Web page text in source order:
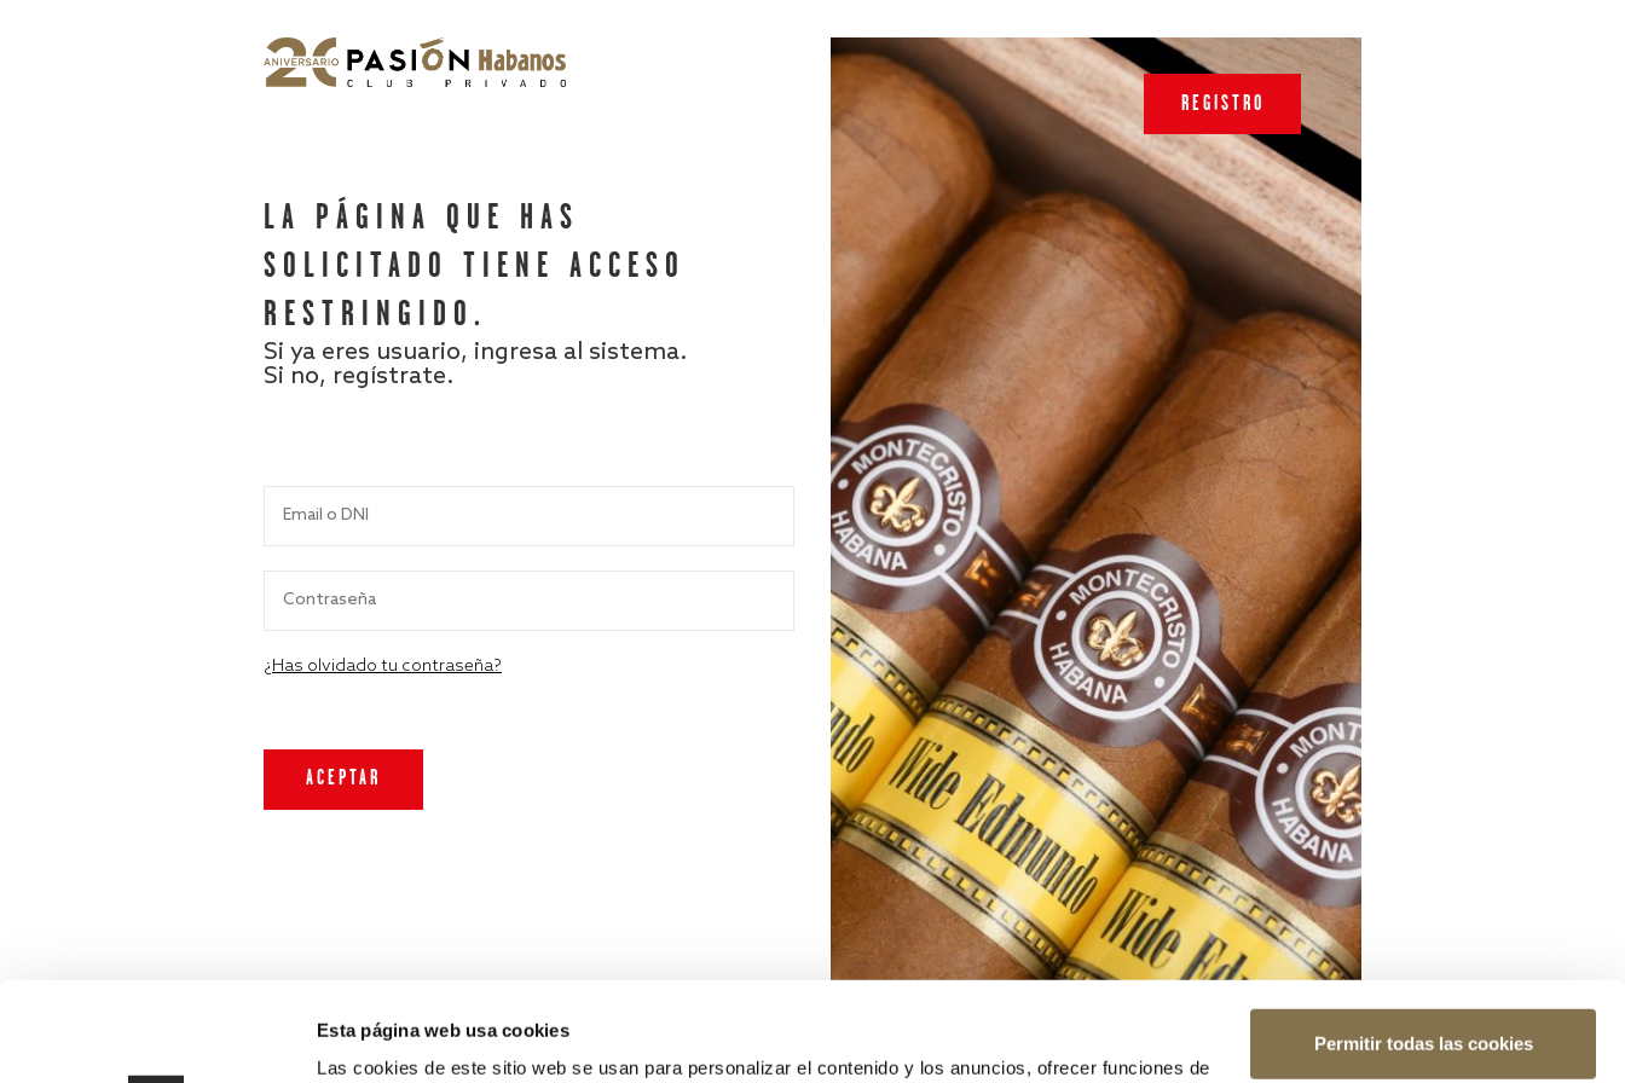
Esta página web usa cookies
Las cookies de este sitio web se usan para personalizar el contenido y los anuncios, ofrecer funciones de
Permitir todas las cookies
LA PÁGINA QUE HAS
SOLICITADO TIENE ACCESO
RESTRINGIDO.
Si ya eres usuario, ingresa al sistema.
Si no, regístrate.
¿Has olvidado tu contraseña?
REGISTRO